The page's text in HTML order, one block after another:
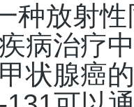
放射性
病治疗
状腺癌